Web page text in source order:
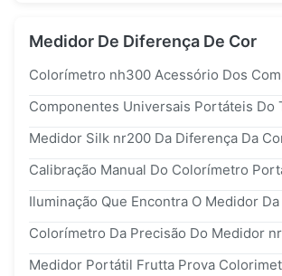
Medidor De Diferença De Cor